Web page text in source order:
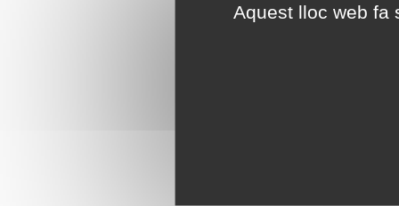
Aquest lloc web fa